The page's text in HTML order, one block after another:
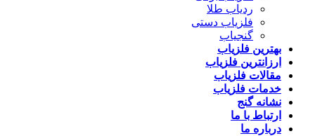
ردیاب طلا
فلزیاب دستی
گنجیاب
بهترین فلزیاب
ارزانترین فلزیاب
مقالات فلزیاب
خدمات فلزیاب
نشانه گنج
ارتباط با ما
درباره ما